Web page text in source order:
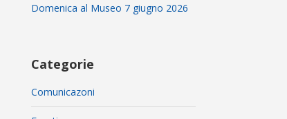
Domenica al Museo 7 giugno 2026
Categorie
Comunicazoni